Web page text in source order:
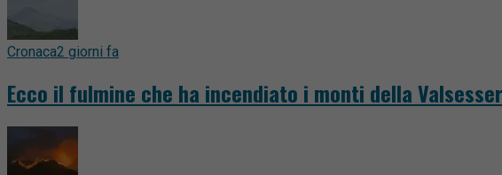
Cronaca2 giorni fa
Ecco il fulmine che ha incendiato i monti della